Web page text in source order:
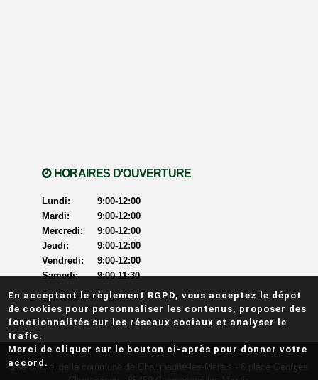
En acceptant le règlement RGPD, vous acceptez le dépot
de cookies pour personnaliser les contenus, proposer des
fonctionnalités sur les réseaux sociaux et analyser le
trafic.
Merci de cliquer sur le bouton ci-après pour donner votre
accord.
HORAIRES D'OUVERTURE
Lundi:
9:00-12:00
Mardi:
9:00-12:00
Mercredi:
9:00-12:00
Jeudi:
9:00-12:00
Vendredi:
9:00-12:00
Samedi:
9:00-11:30
Actuellement ouvert
Actuellement fermé
Site officiel de la commune de Champagné-les-Marais -